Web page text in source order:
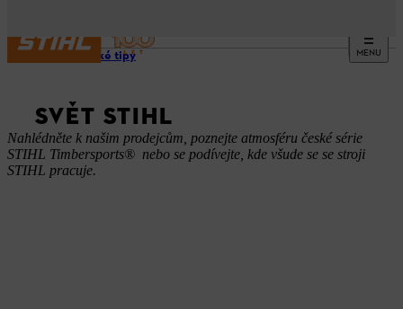
MENU
Praktické tipy
SVĚT STIHL
Nahlédněte k našim prodejcům, poznejte atmosféru české série
STIHL Timbersports® nebo se podívejte, kde všude se se stroji
STIHL pracuje.